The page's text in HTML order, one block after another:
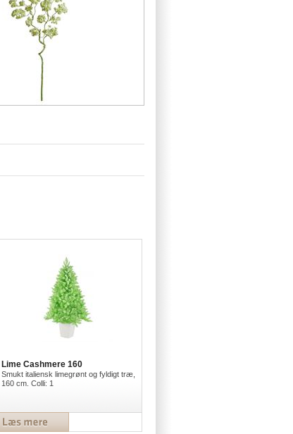
Lime Cashmere 160
Smukt italiensk limegrønt og fyldigt træ,
160 cm. Colli: 1